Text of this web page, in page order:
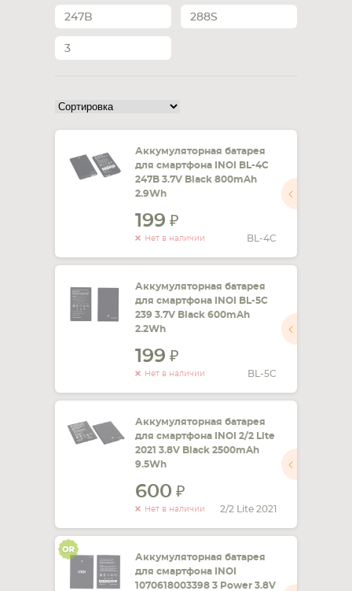
СМАРТФОНА КОМПЛЕКТУЮЩИЕ
247B 288S
3
Аккумуляторная батарея
для смартфона INOI BL-4C
247B 3.7V Black 800mAh
2.9Wh
199
Нет в наличии BL-4C
Аккумуляторная батарея
для смартфона INOI BL-5C
239 3.7V Black 600mAh
2.2Wh
199
Нет в наличии BL-5C
Аккумуляторная батарея
для смартфона INOI 2/2 Lite
2021 3.8V Black 2500mAh
9.5Wh
600
Нет в наличии 2/2 Lite 2021
Аккумуляторная батарея
для смартфона INOI
1070618003398 3 Power 3.8V